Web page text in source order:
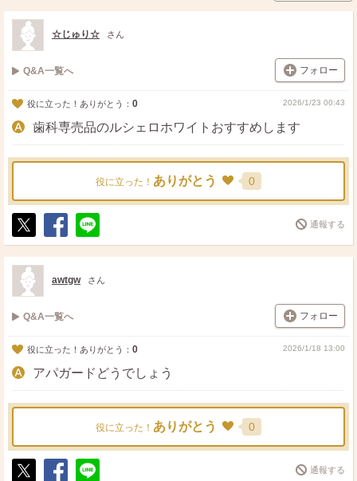
☆じゅり☆ さん
Q&A一覧へ フォロー
役に立った！ありがとう： 0 2026/1/23 00:43
歯科専売品のルシェロホワイトおすすめします
役に立った！ ありがとう 0
ポ
ス
ト
シ
ェ
送
る
通報する
awtgw さん
Q&A一覧へ フォロー
役に立った！ありがとう： 0 2026/1/18 13:00
アパガードどうでしょう
役に立った！ ありがとう 0
通報する